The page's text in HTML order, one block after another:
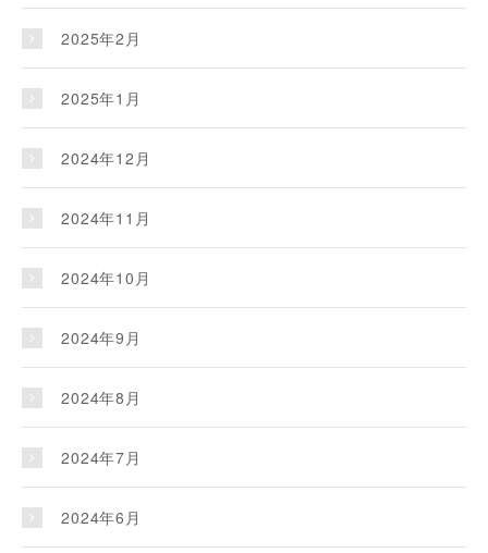
2025年2月
2025年1月
2024年12月
2024年11月
2024年10月
2024年9月
2024年8月
2024年7月
2024年6月